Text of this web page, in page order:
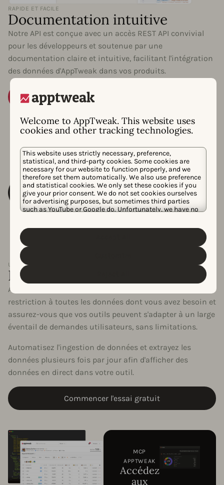
Welcome to AppTweak. This website uses
cookies and other tracking technologies.
This website uses strictly necessary, preference,
statistical, and third-party cookies. Some cookies are
necessary for our website to function properly, and we
therefore set them automatically. We also use preference
and statistical cookies. We only set these cookies if you
give your prior consent. We do not set cookies ourselves
for advertising purposes, but sometimes third parties
such as YouTube or Google do. Unfortunately, we have no
personal data and the different cookies we use, please
customize your cookie settings and preferences by
RAPIDE ET FACILE
Documentation intuitive
Notre API est conçue avec un accès REST API convivial
pour les développeurs et soutenue par une
documentation claire et intuitive, facilitant l'intégration
des données d'AppTweak dans vos produits.
Consulter la documentation
UNE FLEXIBILITÉ TOTALE
Insights en temps réel
Avec un forfait API illimité, bénéficiez d'un accès sans
restriction à toutes les données dont vous avez besoin et
assurez-vous que vos outils peuvent s'adapter à un large
éventail de demandes utilisateurs, sans limitations.
Automatisez l'ingestion de données et extrayez les
données plusieurs fois par jour afin d'afficher des
données en direct dans votre outil.
Commencer l'essai gratuit
MCP
APPTWEAK
Accédez
aux